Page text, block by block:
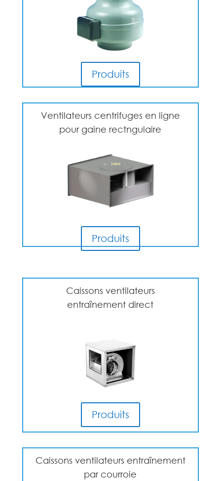
Produits
Ventilateurs centrifuges en ligne
pour gaine rectngulaire
Produits
Caissons ventilateurs
entraînement direct
Produits
Caissons ventilateurs entraînement
par courroie